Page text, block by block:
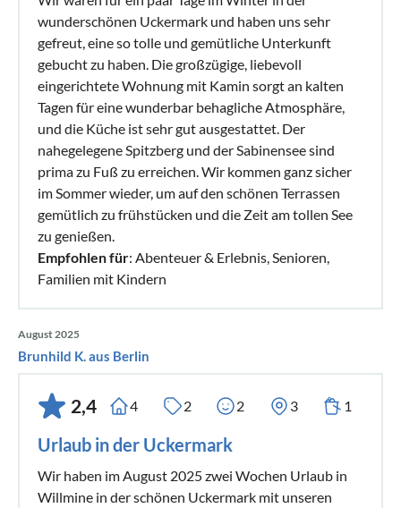
wunderschönen Uckermark und haben uns sehr
gefreut, eine so tolle und gemütliche Unterkunft
gebucht zu haben. Die großzügige, liebevoll
eingerichtete Wohnung mit Kamin sorgt an kalten
Tagen für eine wunderbar behagliche Atmosphäre,
und die Küche ist sehr gut ausgestattet. Der
nahegelegene Spitzberg und der Sabinensee sind
prima zu Fuß zu erreichen. Wir kommen ganz sicher
im Sommer wieder, um auf den schönen Terrassen
gemütlich zu frühstücken und die Zeit am tollen See
zu genießen.
Empfohlen für: Abenteuer & Erlebnis, Senioren,
Familien mit Kindern
August 2025
Brunhild K. aus Berlin
2,4 4 2 2 3 1
Urlaub in der Uckermark
Wir haben im August 2025 zwei Wochen Urlaub in
Willmine in der schönen Uckermark mit unseren